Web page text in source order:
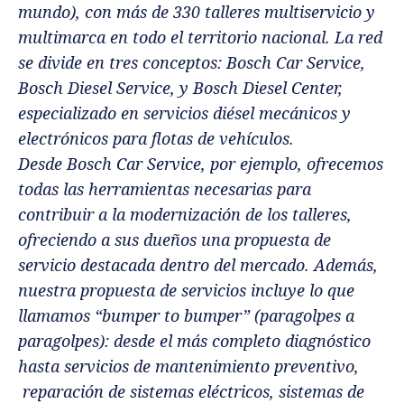
mundo), con más de 330 talleres multiservicio y
multimarca en todo el territorio nacional. La red
se divide en tres conceptos: Bosch Car Service,
Bosch Diesel Service, y Bosch Diesel Center,
especializado en servicios diésel mecánicos y
electrónicos para flotas de vehículos.
Desde Bosch Car Service, por ejemplo, ofrecemos
todas las herramientas necesarias para
contribuir a la modernización de los talleres,
ofreciendo a sus dueños una propuesta de
servicio destacada dentro del mercado. Además,
nuestra propuesta de servicios incluye lo que
llamamos “bumper to bumper” (paragolpes a
paragolpes): desde el más completo diagnóstico
hasta servicios de mantenimiento preventivo,
reparación de sistemas eléctricos, sistemas de